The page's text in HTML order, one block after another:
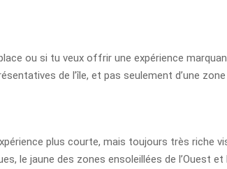
ou si tu veux offrir une expérience
de l’île, et pas seulement d’une zone
plus courte, mais toujours très riche
le jaune des zones ensoleillées de l’Ouest